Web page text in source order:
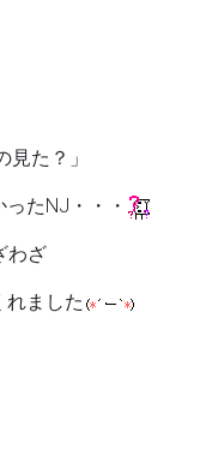
た？」
たNJ・・・
わざ
ました